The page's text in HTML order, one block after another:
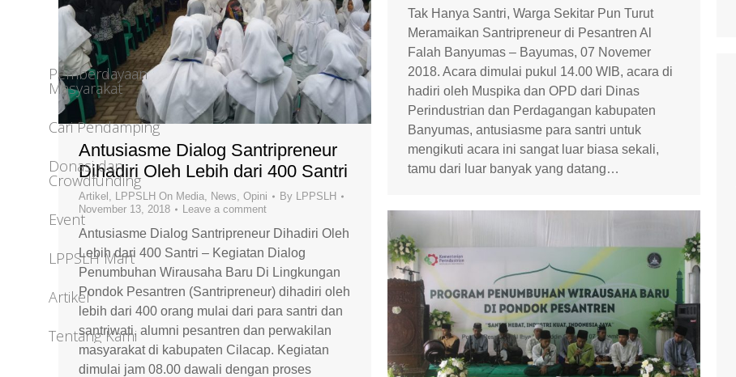
Tak Hanya Santri, Warga Sekitar Pun Turut
Meramaikan Santripreneur di Pesantren Al
Falah Banyumas – Bayumas, 07 Novemer
2018. Acara dimulai pukul 14.00 WIB, acara di
hadiri oleh Muspika dan OPD dari Dinas
Perindustrian dan Perdagangan kabupaten
Banyumas, antusiasme para santri untuk
mengikuti acara ini sangat luar biasa sekali,
tamu dari luar banyak yang datang…
Antusiasme Dialog Santripreneur
Dihadiri Oleh Lebih dari 400 Santri
Artikel LPPSLH On Media News Opini By LPPSLH
November 13, 2018
Leave a comment
Antusiasme Dialog Santripreneur Dihadiri Oleh
Lebih dari 400 Santri – Kegiatan Dialog
Penumbuhan Wirausaha Baru Di Lingkungan
Pondok Pesantren (Santripreneur) dihadiri oleh
lebih dari 400 orang mulai dari para santri dan
santriwati, alumni pesantren dan perwakilan
masyarakat di kabupaten Cilacap. Kegiatan
dimulai jam 08.00 dawali dengan proses
Pemberdayaan
Masyarakat
Cari Pendamping
Donasi dan
Crowdfunding
Event
LPPSLH Mart
Artikel
Tentang Kami